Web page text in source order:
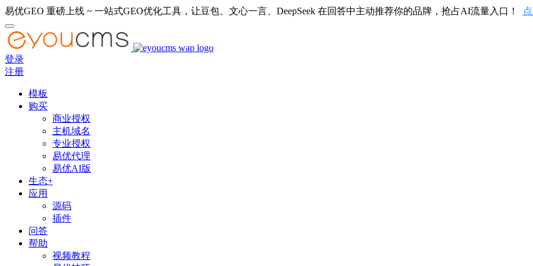
易优GEO 重磅上线 ~ 一站式GEO优化工具，让豆包、文心一言、DeepSeek 在回答中主动推荐你的品牌，抢占AI流量入口！
登录
注册
模板
购买
商业授权
主机域名
专业授权
易优代理
易优AI版
生态+
应用
源码
插件
问答
帮助
视频教程